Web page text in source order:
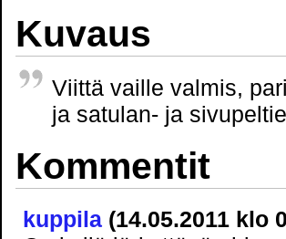
Kuvaus
Viittä vaille valmis,
ja satulan- ja
Kommentit
kuppila(14.05.2011 klo